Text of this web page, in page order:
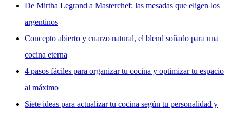
De Mirtha Legrand a Masterchef: las mesadas que eligen los
argentinos
Concepto abierto y cuarzo natural, el blend soñado para una
cocina eterna
4 pasos fáciles para organizar tu cocina y optimizar tu espacio
al máximo
Siete ideas para actualizar tu cocina según tu personalidad y